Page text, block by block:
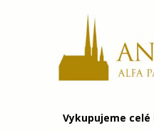
Vykupujeme celé